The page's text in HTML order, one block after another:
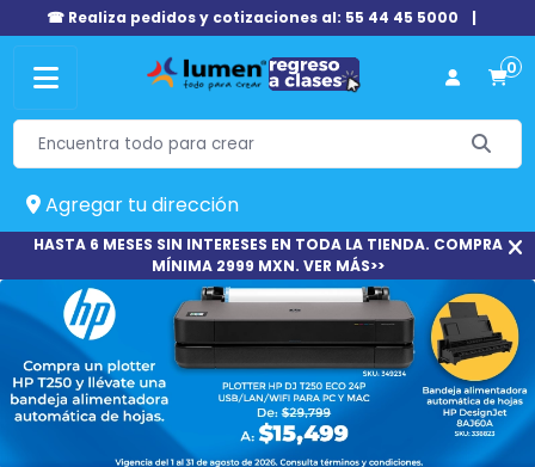
☎ Realiza pedidos y cotizaciones al: 55 44 45 5000 |
0
Agregar tu dirección
HASTA 6 MESES SIN INTERESES EN TODA LA TIENDA. COMPRA
MÍNIMA 2999 MXN. VER MÁS>>